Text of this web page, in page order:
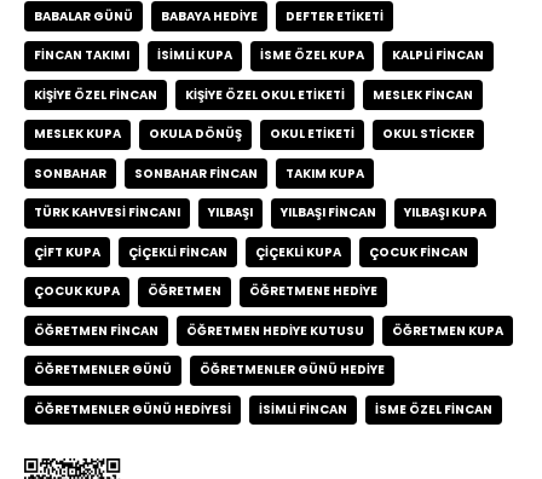
BABALAR GÜNÜ BABAYA HEDIYE DEFTER ETIKETI
FINCAN TAKIMI ISIMLI KUPA ISME ÖZEL KUPA KALPLI FINCAN
KIŞIYE ÖZEL FINCAN KIŞIYE ÖZEL OKUL ETIKETI MESLEK FINCAN
MESLEK KUPA OKULA DÖNÜŞ OKUL ETIKETI OKUL STICKER
SONBAHAR SONBAHAR FINCAN TAKIM KUPA
TÜRK KAHVESI FINCANI YILBAŞI YILBAŞI FINCAN YILBAŞI KUPA
ÇIFT KUPA ÇIÇEKLI FINCAN ÇIÇEKLI KUPA ÇOCUK FINCAN
ÇOCUK KUPA ÖĞRETMEN ÖĞRETMENE HEDIYE
ÖĞRETMEN FINCAN ÖĞRETMEN HEDIYE KUTUSU ÖĞRETMEN KUPA
ÖĞRETMENLER GÜNÜ ÖĞRETMENLER GÜNÜ HEDIYE
ÖĞRETMENLER GÜNÜ HEDIYESI İSIMLI FINCAN İSME ÖZEL FINCAN